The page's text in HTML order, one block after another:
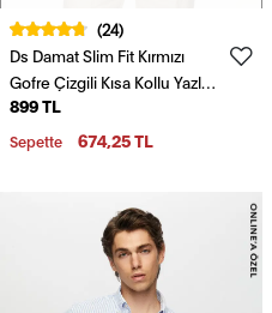
(24)
Ds Damat Slim Fit Kırmızı
Gofre Çizgili Kısa Kollu Yazlık
Gömlek
899 TL
Sepette 674,25 TL